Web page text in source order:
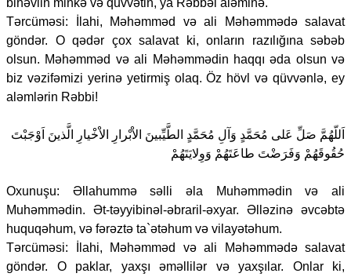
bihəvlin minkə və quvvətin, ya Rəbbəl aləminə.
Tərcüməsi: İlahi, Məhəmməd və ali Məhəmmədə salavat
göndər. O qədər çox salavat ki, onların razılığına səbəb
olsun. Məhəmməd və ali Məhəmmədin haqqı əda olsun və
biz vəzifəmizi yerinə yetirmiş olaq. Öz hövl və qüvvənlə, ey
aləmlərin Rəbbi!
اَللّهُمَّ صَلِّ عَلى مُحَمَّدٍ وَآلِ مُحَمَّدٍ الطَّيِّبينَ الاْبْرارِ الاْخْيارِ الَّذينَ اَوْجَبْتَ
حُقُوقَهُمْ وَفَرَضْتَ طاعَتَهُمْ وَوِلايَتَهُمْ
Oxunuşu: Əllahummə səlli əla Muhəmmədin və ali
Muhəmmədin. Ət-təyyibinəl-əbraril-əxyar. Əlləzinə əvcəbtə
huquqəhum, və fərəztə ta`ətəhum və vilayətəhum.
Tərcüməsi: İlahi, Məhəmməd və ali Məhəmmədə salavat
göndər. O paklar, yaxşı əməllilər və yaxşılar. Onlar ki,